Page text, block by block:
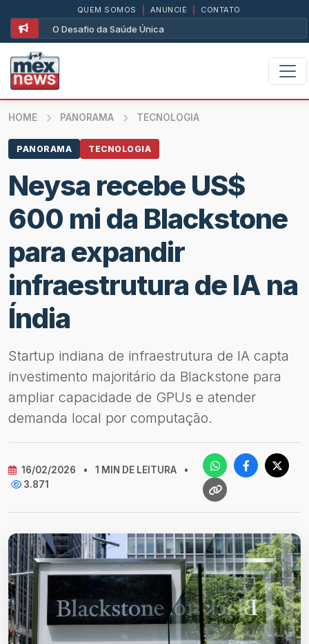
O Desafio da Saúde Única
QUEM SOMOS ANUNCIE CONTATO
HOME PANORAMA TECNOLOGIA
PANORAMA TECNOLOGIA
Neysa recebe US$
600 mi da Blackstone
para expandir
infraestrutura de IA na
Índia
Startup indiana de infraestrutura de IA capta
investimento majoritário da Blackstone para
ampliar capacidade de GPUs e atender
demanda local por computação.
16/02/2026 • 1 MIN DE LEITURA
•
3.871